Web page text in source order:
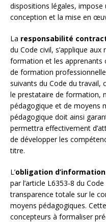
dispositions légales, impose
conception et la mise en
La responsabilité
du Code civil, s’applique
formation et les apprenants
de formation
suivants du Code du travail,
le prestataire de formation,
pédagogique et de moyens
pédagogique doit ainsi
permettra effectivement
de développer les
titre.
L’obligation
par l’article L6353-8 du
transparence totale sur le
moyens pédagogiques.
concepteurs à formaliser